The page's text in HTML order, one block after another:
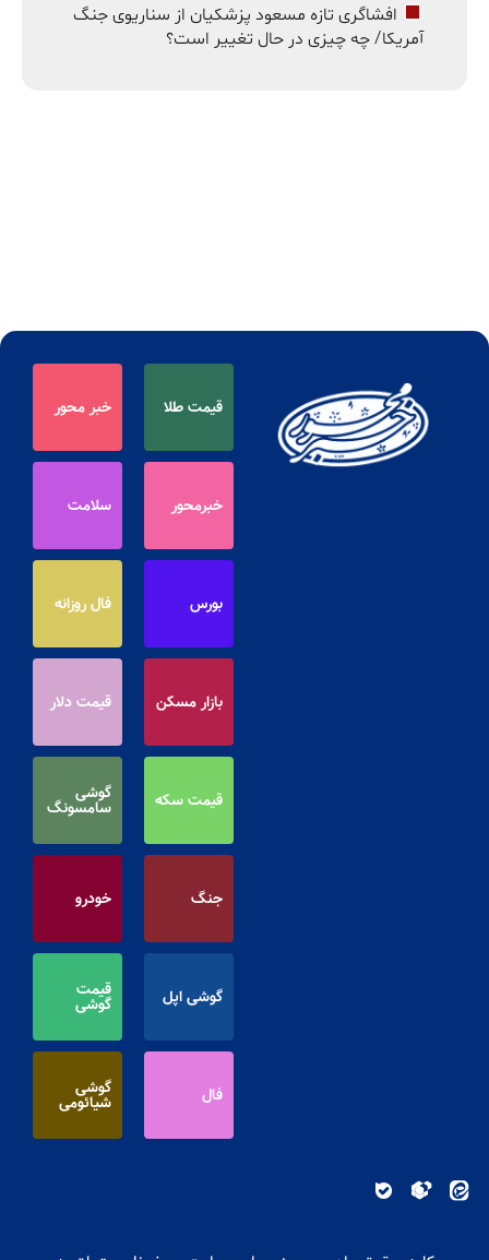
افشاگری تازه مسعود پزشکیان از سناریوی جنگ
آمریکا/ چه چیزی در حال تغییر است؟
قیمت طلا خبر محور
خبرمحور سلامت
بورس فال روزانه
بازار مسکن قیمت دلار
قیمت سکه گوشی
سامسونگ
جنگ خودرو
گوشی اپل قیمت
گوشی
فال گوشی
شیائومی